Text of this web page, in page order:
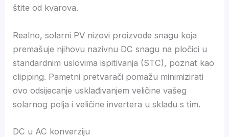
štite od kvarova.
Realno, solarni PV nizovi proizvode snagu koja
premašuje njihovu nazivnu DC snagu na pločici u
standardnim uslovima ispitivanja (STC), poznat kao
clipping. Pametni pretvarači pomažu minimizirati
ovo odsijecanje usklađivanjem veličine vašeg
solarnog polja i veličine invertera u skladu s tim.
DC u AC konverziju